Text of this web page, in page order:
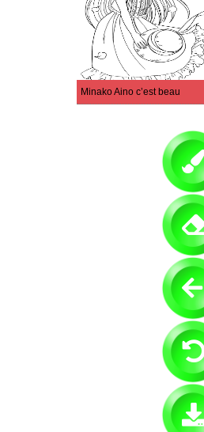
Minako Aino c’est beau